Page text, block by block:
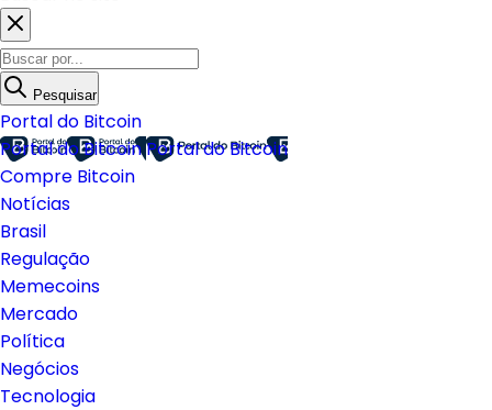
Pesquisar
Portal do Bitcoin
Portal do BitcoinPortal do Bitcoin
Compre Bitcoin
Notícias
Brasil
Regulação
Memecoins
Mercado
Política
Negócios
Tecnologia